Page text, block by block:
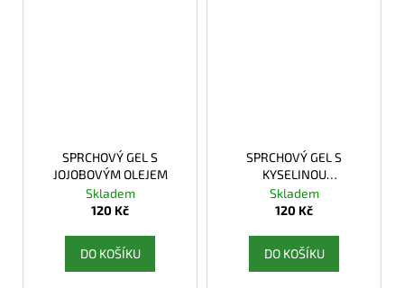
SPRCHOVÝ GEL S
JOJOBOVÝM OLEJEM
Skladem
120 Kč
DO KOŠÍKU
SPRCHOVÝ GEL S
KYSELINOU
HYALURONOVOU
Skladem
120 Kč
DO KOŠÍKU